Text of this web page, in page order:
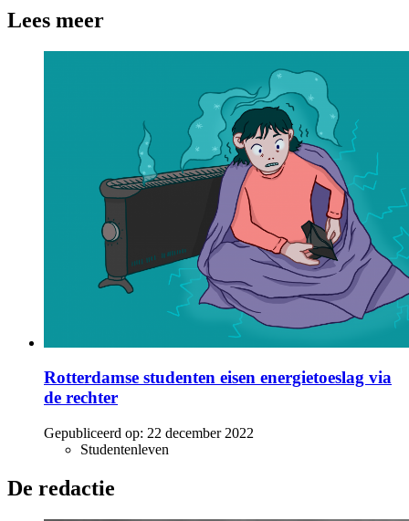
Lees meer
Rotterdamse studenten eisen energietoeslag via
de rechter
Gepubliceerd op: 22 december 2022
Studentenleven
De redactie